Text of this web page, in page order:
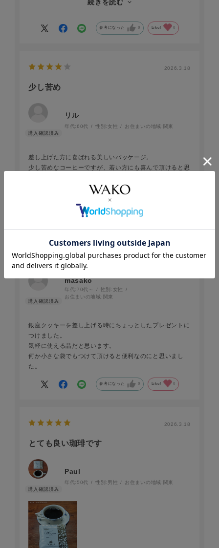
相性がよろしいと思います。
続きを読む
参考になった 0 Like! 0
2026.3.18
少し苦め
リル
年代:60代 性別:女性 お住まいの地域: 関東
差し上げた方に喜ばれる美しいパッケージ。
少し苦めなコーヒーですが、若い方にも喜んで頂けると思
参考になった
ちょっとしたプレゼントに
masako
年代: 70代～ 性別:女性
お住まいの地域: 関東
銀座クッキーを差し上げる時にちょっとしたプレゼントに
つけました。
気軽に使える品だと思います。
何か小さな袋でもつけて頂けると便利なのにと思いまし
た。
参考になった 0 Like! 0
2026.3.18
とても良い珈琲です
Paul
年代: 50代 性別: 男性 お住まいの地域: 関東